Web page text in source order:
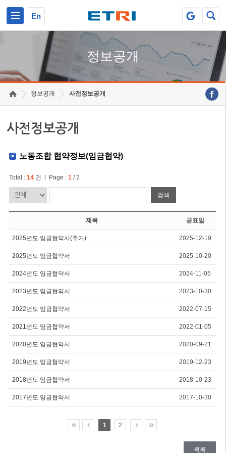
En
정보공개
정보공개 사전정보공개
사전정보공개
노동조합 협약정보(임금협약)
Total : 14건 l Page : 1/ 2
검색
제목 공표일
2025년도 임금협약서(추가) 2025-12-19
2025년도 임금협약서 2025-10-20
2024년도 임금협약서 2024-11-05
2023년도 임금협약서 2023-10-30
2022년도 임금협약서 2022-07-15
2021년도 임금협약서 2022-01-05
2020년도 임금협약서 2020-09-21
2019년도 임금협약서 2019-12-23
2018년도 임금협약서 2018-10-23
2017년도 임금협약서 2017-10-30
1 2
목록